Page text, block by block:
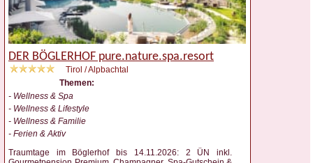
DER BÖGLERHOF pure.nature.spa.resort
Tirol / Alpbachtal
Themen:
- Wellness & Spa
- Wellness & Lifestyle
- Wellness & Familie
- Ferien & Aktiv
Traumtage im Böglerhof bis 14.11.2026: 2 ÜN inkl.